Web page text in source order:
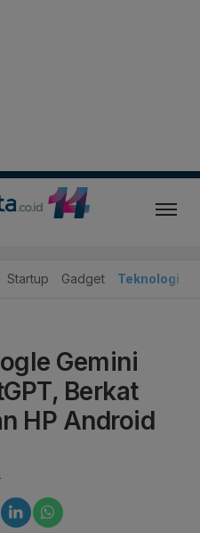
Startup Gadget Teknologi
Gemini
Berkat
HP Android